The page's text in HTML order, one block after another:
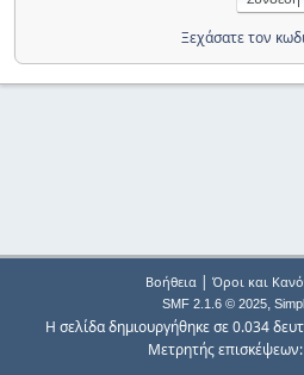
Ξεχάσατε τον
Βοήθεια| Όροι και
SMF 2.1.6 © 2025,
Η σελίδα δημιουργήθηκε σε 0.034
Μετρητής επισκέψεων: